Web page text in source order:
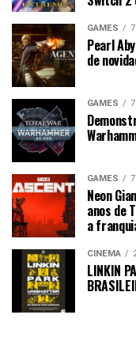
GAMES
Pearl
de
GAMES
GAMES
Neon
anos de
a
CINEMA
LINKIN